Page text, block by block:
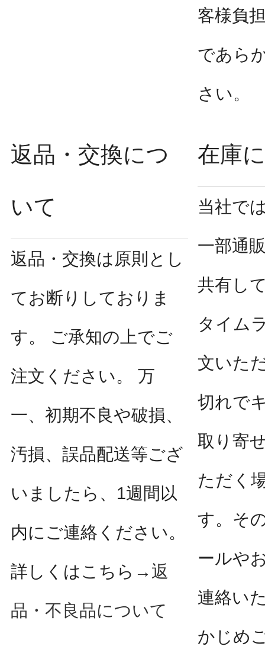
客様負
であら
さい。
返品・交換につ
いて
返品・交換は原則とし
てお断りしておりま
す。 ご承知の上でご
注文ください。 万
一、初期不良や破損、
汚損、誤品配送等ござ
いましたら、1週間以
内にご連絡ください。
詳しくはこちら→ 返
品・不良品について
在庫
当社で
一部通
共有し
タイム
文いた
切れで
取り寄
ただく
す。そ
ールや
連絡い
かじめ